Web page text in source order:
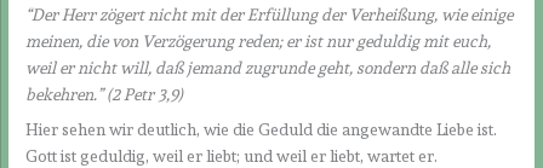
“Der Herr zögert nicht mit der Erfüllung der Verheißung, wie einige
meinen, die von Verzögerung reden; er ist nur geduldig mit euch,
weil er nicht will, daß jemand zugrunde geht, sondern daß alle sich
bekehren.” (2 Petr 3,9)
Hier sehen wir deutlich, wie die Geduld die angewandte Liebe ist.
Gott ist geduldig, weil er liebt; und weil er liebt, wartet er.